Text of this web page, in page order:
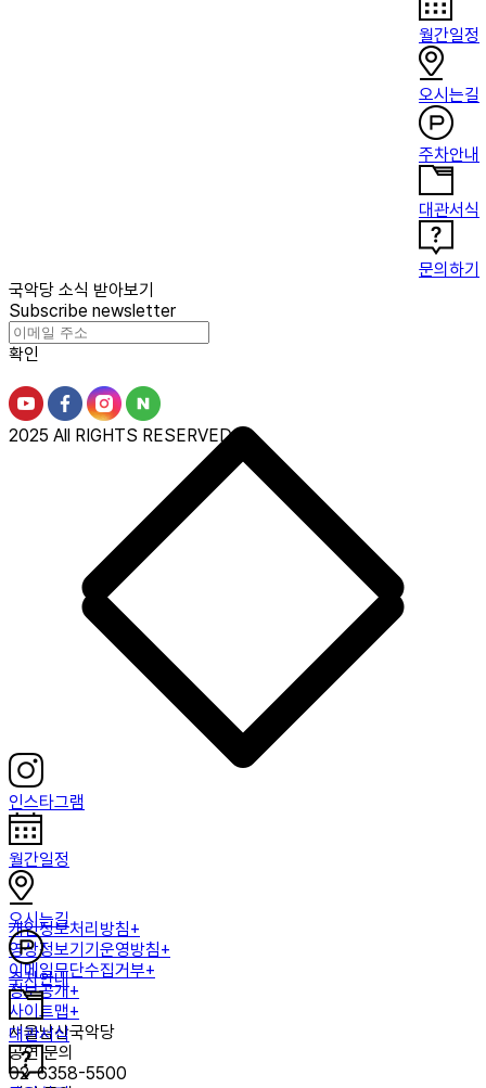
월간일정
오시는길
주차안내
대관서식
문의하기
인스타그램
월간일정
오시는길
주차안내
대관서식
국악당 소식 받아보기
Subscribe newsletter
확인
2025 All RIGHTS RESERVED.
개인정보처리방침+
영상정보기기운영방침+
이메일무단수집거부+
정보공개+
사이트맵+
서울남산국악당
공연 문의
02-6358-5500